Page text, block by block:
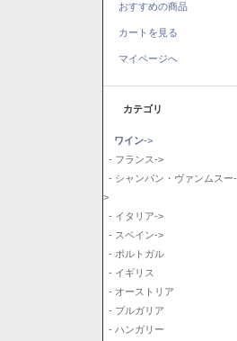
おすすめの商品
カートを見る
マイページへ
カテゴリ
ワイン->
- フランス->
- シャンパン・ヴァンムスー-
>
- イタリア->
- スペイン->
- ポルトガル
- イギリス
- オーストリア
- ブルガリア
- ハンガリー